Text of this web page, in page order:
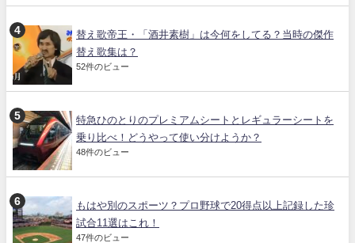
替え歌帝王・「酒井素樹」は今何をしてる？当時の傑作
替え歌集は？
52件のビュー
特急ひのとりのプレミアムシートとレギュラーシートを
乗り比べ！どうやって使い分けようか？
48件のビュー
もはや別のスポーツ？プロ野球で20得点以上記録した珍
試合11選はこれ！
47件のビュー